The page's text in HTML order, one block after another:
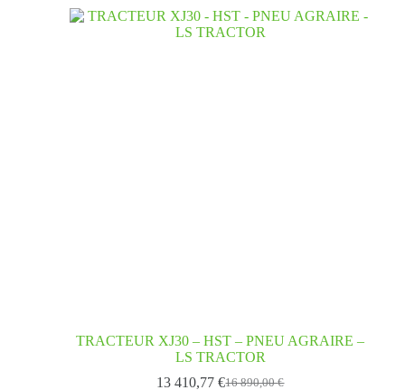
TRACTEUR XJ30 – HST – PNEU AGRAIRE –
LS TRACTOR
16 890,00€
13 410,77€